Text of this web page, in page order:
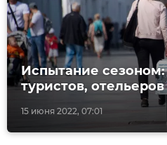
15 июня 2022, 07:01
Испытание
туристов,